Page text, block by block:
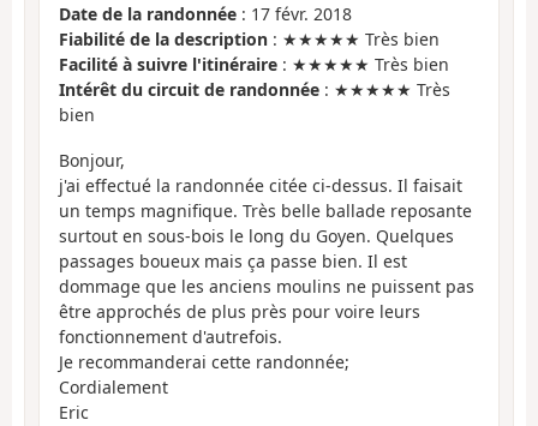
Date de la randonnée : 17 févr. 2018
Fiabilité de la description : ★★★★★ Très bien
Facilité à suivre l'itinéraire : ★★★★★ Très bien
Intérêt du circuit de randonnée : ★★★★★ Très
bien
Bonjour,
j'ai effectué la randonnée citée ci-dessus. Il faisait
un temps magnifique. Très belle ballade reposante
surtout en sous-bois le long du Goyen. Quelques
passages boueux mais ça passe bien. Il est
dommage que les anciens moulins ne puissent pas
être approchés de plus près pour voire leurs
fonctionnement d'autrefois.
Je recommanderai cette randonnée;
Cordialement
Eric